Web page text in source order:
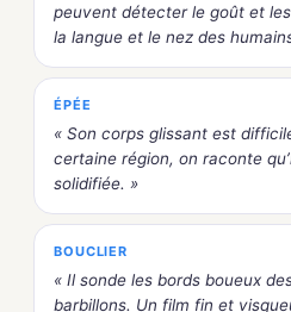
peuvent détecter le goût et
la langue et le nez des
ÉPÉE
« Son corps glissant est
certaine région, on raconte
solidifiée. »
BOUCLIER
« Il sonde les bords boueux
barbillons. Un film fin et